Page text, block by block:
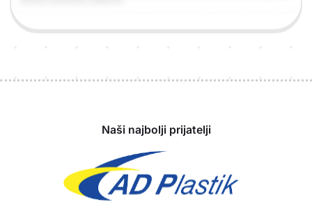
Naši najbolji prijatelji